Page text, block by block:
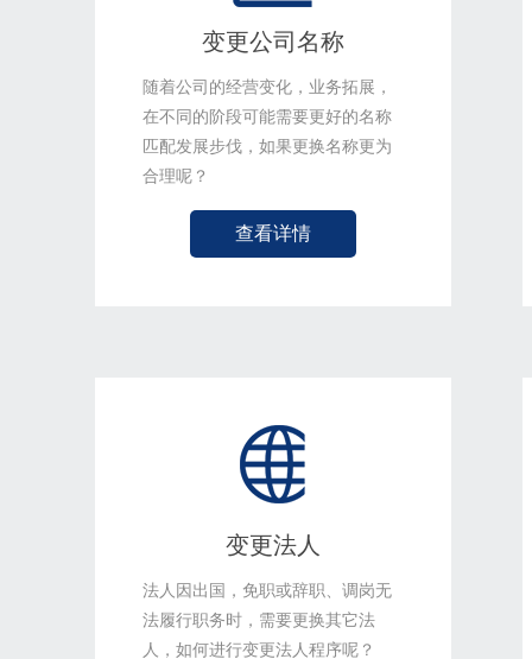
变更公司名称
随着公司的经营变化，业务拓展，
在不同的阶段可能需要更好的名称
匹配发展步伐，如果更换名称更为
合理呢？
查看详情
变更法人
法人因出国，免职或辞职、调岗无
法履行职务时，需要更换其它法
人，如何进行变更法人程序呢？